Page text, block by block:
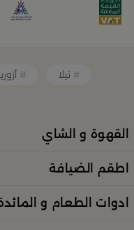
أدوات القهوة
معطرات وإضاءات
كل ذلك من تشكيلة واسعة
منتجات بلندز كاملة (All Products)
تيلا أزوريا
القهوة و الشاي
اطقم الضيافة
ادوات الطعام و